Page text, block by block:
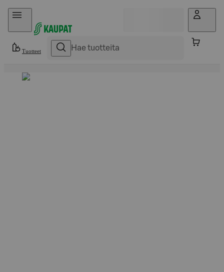
Hyppää sisältöön
Tuotteet